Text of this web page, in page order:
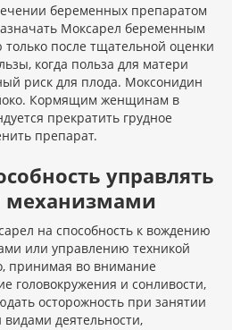
беременных препаратом
Моксарел беременным
только после тщательной оценки
когда польза для матери
риск для плода. Моксонидин
Кормящим женщинам в
прекратить грудное
препарат.
управлять
механизмами
на способность к вождению
или управлению техникой
принимая во внимание
головокружения и сонливости,
осторожность при занятии
деятельности,